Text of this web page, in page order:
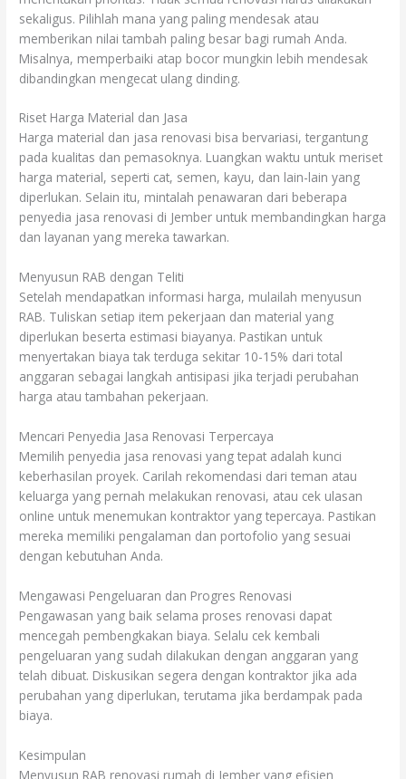
sekaligus. Pilihlah mana yang paling mendesak atau
memberikan nilai tambah paling besar bagi rumah Anda.
Misalnya, memperbaiki atap bocor mungkin lebih mendesak
dibandingkan mengecat ulang dinding.
Riset Harga Material dan Jasa
Harga material dan jasa renovasi bisa bervariasi, tergantung
pada kualitas dan pemasoknya. Luangkan waktu untuk meriset
harga material, seperti cat, semen, kayu, dan lain-lain yang
diperlukan. Selain itu, mintalah penawaran dari beberapa
penyedia jasa renovasi di Jember untuk membandingkan harga
dan layanan yang mereka tawarkan.
Menyusun RAB dengan Teliti
Setelah mendapatkan informasi harga, mulailah menyusun
RAB. Tuliskan setiap item pekerjaan dan material yang
diperlukan beserta estimasi biayanya. Pastikan untuk
menyertakan biaya tak terduga sekitar 10-15% dari total
anggaran sebagai langkah antisipasi jika terjadi perubahan
harga atau tambahan pekerjaan.
Mencari Penyedia Jasa Renovasi Terpercaya
Memilih penyedia jasa renovasi yang tepat adalah kunci
keberhasilan proyek. Carilah rekomendasi dari teman atau
keluarga yang pernah melakukan renovasi, atau cek ulasan
online untuk menemukan kontraktor yang tepercaya. Pastikan
mereka memiliki pengalaman dan portofolio yang sesuai
dengan kebutuhan Anda.
Mengawasi Pengeluaran dan Progres Renovasi
Pengawasan yang baik selama proses renovasi dapat
mencegah pembengkakan biaya. Selalu cek kembali
pengeluaran yang sudah dilakukan dengan anggaran yang
telah dibuat. Diskusikan segera dengan kontraktor jika ada
perubahan yang diperlukan, terutama jika berdampak pada
biaya.
Kesimpulan
Menyusun RAB renovasi rumah di Jember yang efisien